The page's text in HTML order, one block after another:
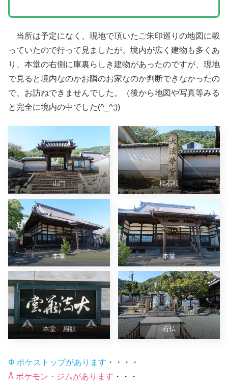
当所は予定になく、現地で頂いたご朱印巡りの地図に載
っていたので行って見ましたが、境内が広く建物も多くあ
り、本堂の右側に庫裏らしき建物があったのですが、現地
で見ると境内なのかお隣のお家なのか判断できなかったの
で、お訪ねできませんでした。（後から地図や写真等みる
と完全に境内の中でした(^_^;))
山門 標石柱
本堂 本堂
本堂 扁額 石仏
Φ ポケストップがあります ・・・・
Å ポケモン・ジムがあります ・・・